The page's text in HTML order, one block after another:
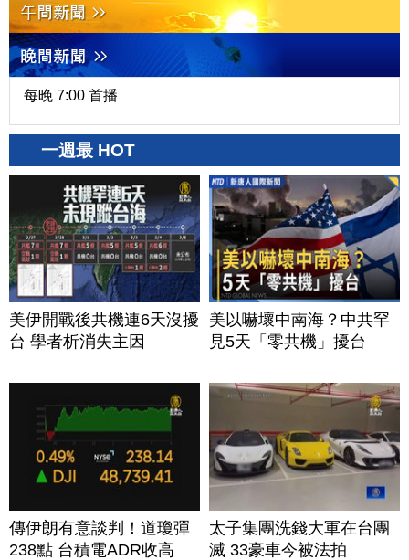
每晚 7:00 首播
一週最 HOT
美伊開戰後共機連6天沒擾
台 學者析消失主因
美以嚇壞中南海？中共罕
見5天「零共機」擾台
傳伊朗有意談判！道瓊彈
238點 台積電ADR收高
太子集團洗錢大軍在台團
滅 33豪車今被法拍